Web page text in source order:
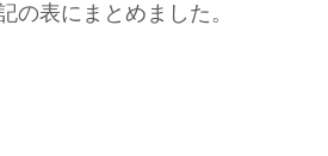
の表にまとめました。